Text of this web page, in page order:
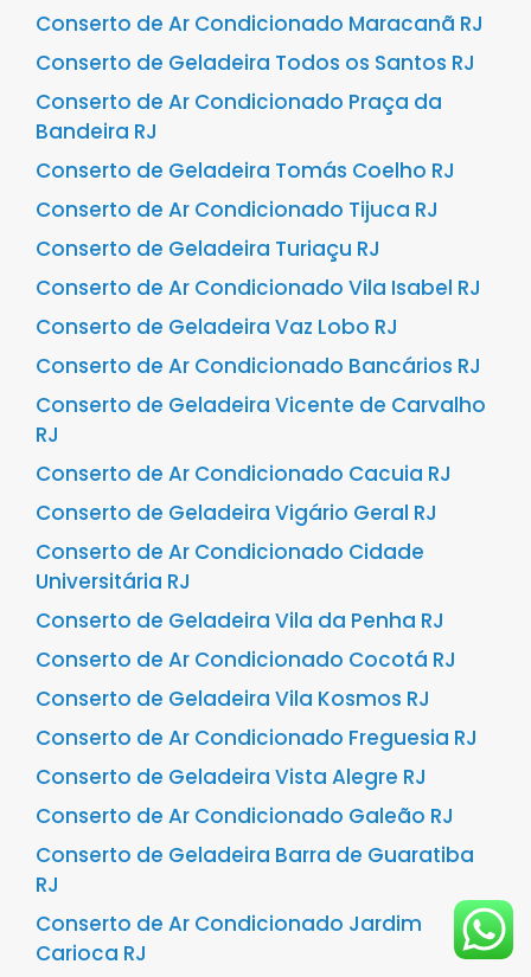
Conserto de Ar Condicionado Maracanã RJ
Conserto de Geladeira Todos os Santos RJ
Conserto de Ar Condicionado Praça da
Bandeira RJ
Conserto de Geladeira Tomás Coelho RJ
Conserto de Ar Condicionado Tijuca RJ
Conserto de Geladeira Turiaçu RJ
Conserto de Ar Condicionado Vila Isabel RJ
Conserto de Geladeira Vaz Lobo RJ
Conserto de Ar Condicionado Bancários RJ
Conserto de Geladeira Vicente de Carvalho
RJ
Conserto de Ar Condicionado Cacuia RJ
Conserto de Geladeira Vigário Geral RJ
Conserto de Ar Condicionado Cidade
Universitária RJ
Conserto de Geladeira Vila da Penha RJ
Conserto de Ar Condicionado Cocotá RJ
Conserto de Geladeira Vila Kosmos RJ
Conserto de Ar Condicionado Freguesia RJ
Conserto de Geladeira Vista Alegre RJ
Conserto de Ar Condicionado Galeão RJ
Conserto de Geladeira Barra de Guaratiba
RJ
Conserto de Ar Condicionado Jardim
Carioca RJ